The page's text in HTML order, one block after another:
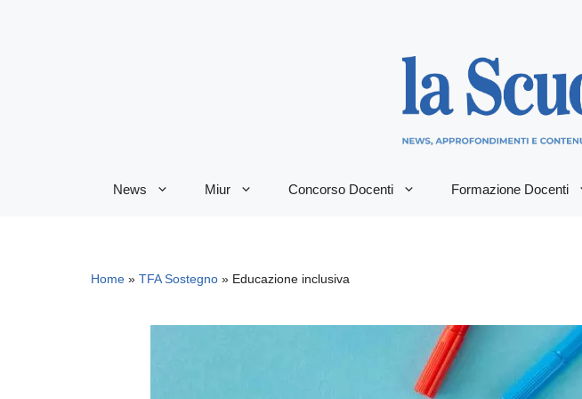
News Miur Concorso Docenti Formazione Docenti
Home » TFA Sostegno » Educazione inclusiva